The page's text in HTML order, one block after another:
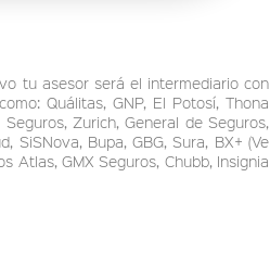
tu asesor será el intermediario con
Quálitas, GNP, El Potosí, Thona
Zurich, General de Seguros,
SiSNova, Bupa, GBG, Sura, BX+ (Ve
Atlas, GMX Seguros, Chubb, Insignia